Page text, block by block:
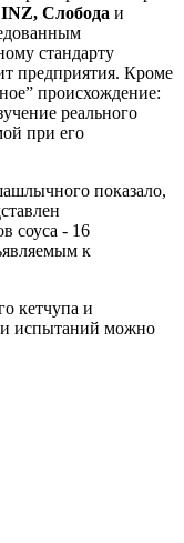
Слобода и
стандарту
предприятия. Кроме
происхождение:
реального
при его
показало,
соуса - 16
к
кетчупа и
испытаний можно